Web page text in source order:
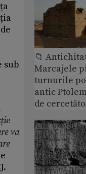
sub
va
📁
Marcajele
turnurile
antic
de